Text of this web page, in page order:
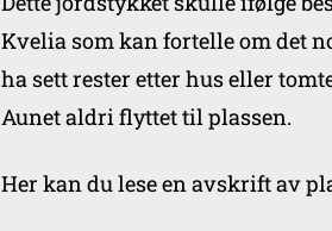
Kvelia som kan fortelle om det
ha sett rester etter hus eller
Aunet aldri flyttet til plassen.
Her kan du lese en avskrift av